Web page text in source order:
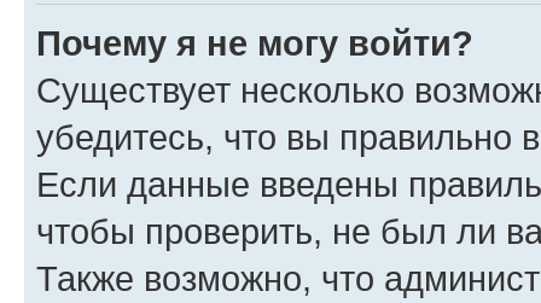
Почему я не могу войти?
Существует несколько
убедитесь, что вы правильно
Если данные введены
чтобы проверить, не был ли
Также возможно, что